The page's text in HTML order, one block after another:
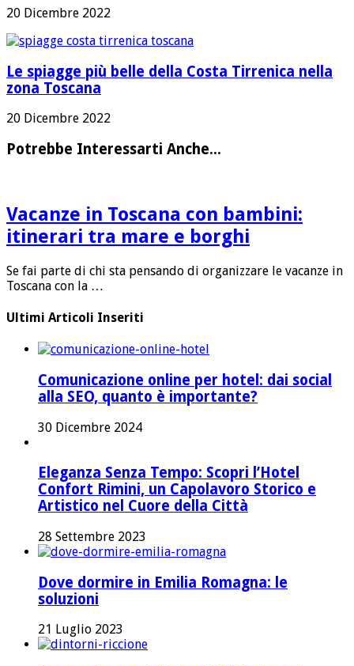
20 Dicembre 2022
Le spiagge più belle della Costa Tirrenica nella
zona Toscana
20 Dicembre 2022
Potrebbe Interessarti Anche...
Vacanze in Toscana con bambini:
itinerari tra mare e borghi
Se fai parte di chi sta pensando di organizzare le vacanze in
Toscana con la …
Ultimi Articoli Inseriti
Comunicazione online per hotel: dai social
alla SEO, quanto è importante?
30 Dicembre 2024
Eleganza Senza Tempo: Scopri l’Hotel
Confort Rimini, un Capolavoro Storico e
Artistico nel Cuore della Città
28 Settembre 2023
Dove dormire in Emilia Romagna: le
soluzioni
21 Luglio 2023